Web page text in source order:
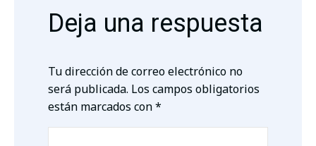
Deja una respuesta
Tu dirección de correo electrónico no
será publicada. Los campos obligatorios
están marcados con*